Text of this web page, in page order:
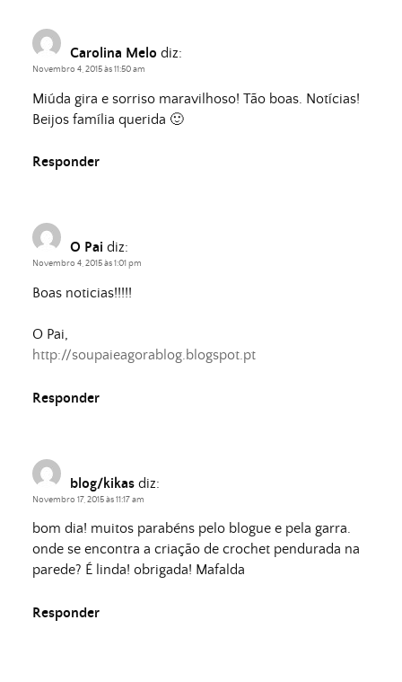
Carolina Melo diz:
Novembro 4, 2015 às 11:50 am
Miúda gira e sorriso maravilhoso! Tão boas. Notícias!
Beijos família querida 🙂
Responder
O Pai diz:
Novembro 4, 2015 às 1:01 pm
Boas noticias!!!!!
O Pai,
http://soupaieagorablog.blogspot.pt
Responder
blog/kikas diz:
Novembro 17, 2015 às 11:17 am
bom dia! muitos parabéns pelo blogue e pela garra.
onde se encontra a criação de crochet pendurada na
parede? É linda! obrigada! Mafalda
Responder